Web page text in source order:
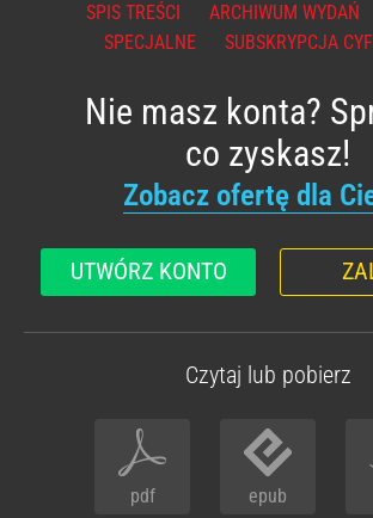
SPIS TREŚCI ARCHIWUM WYDAŃ
SPECJALNE
SUBSKRYPCJA
Nie masz konta?
co zyskasz!
Zobacz ofertę dla
UTWÓRZ KONTO
Czytaj lub pobierz
pdf epub